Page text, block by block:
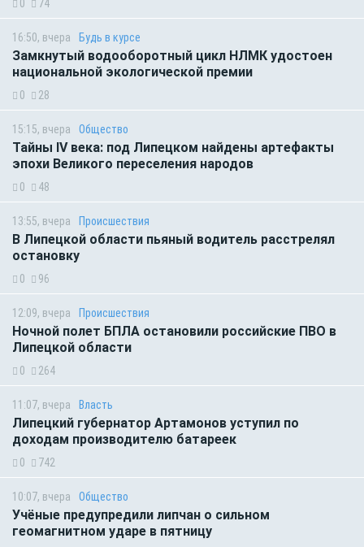
0 74
16:50, вчера Будь в курсе
Замкнутый водооборотный цикл НЛМК удостоен
национальной экологической премии
0 28
15:15, вчера Общество
Тайны IV века: под Липецком найдены артефакты
эпохи Великого переселения народов
0 48
13:55, вчера Происшествия
В Липецкой области пьяный водитель расстрелял
остановку
0 96
12:09, вчера Происшествия
Ночной полет БПЛА остановили российские ПВО в
Липецкой области
0 264
11:07, вчера Власть
Липецкий губернатор Артамонов уступил по
доходам производителю батареек
0 742
10:07, вчера Общество
Учёные предупредили липчан о сильном
геомагнитном ударе в пятницу